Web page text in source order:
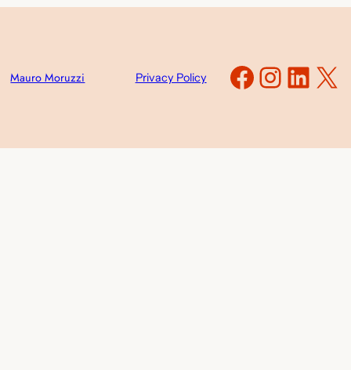
Mauro Moruzzi Privacy Policy X